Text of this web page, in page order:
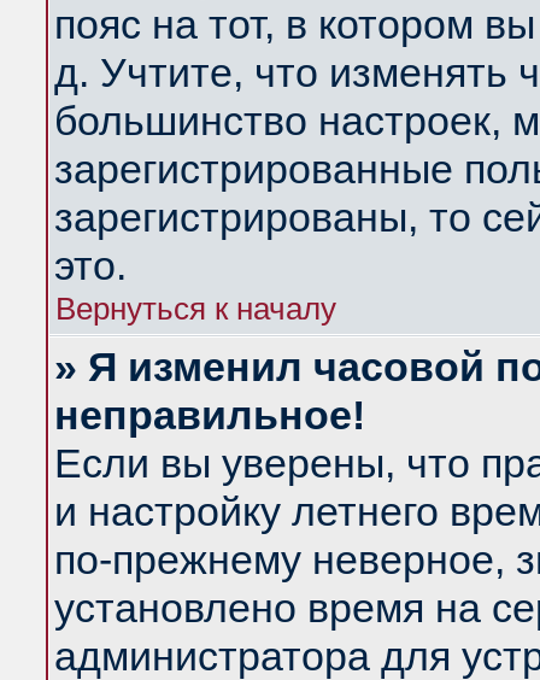
пояс на тот, в котором
д. Учтите, что изменять
большинство настроек,
зарегистрированные
зарегистрированы, то
это.
Вернуться к началу
» Я изменил часовой
неправильное!
Если вы уверены, что
и настройку летнего
по-прежнему неверное,
установлено время на
администратора для